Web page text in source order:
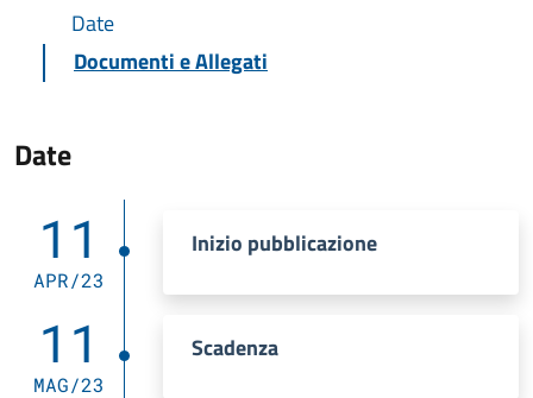
Date
Documenti e Allegati
Date
11
APR/23
Inizio pubblicazione
11
MAG/23
Scadenza